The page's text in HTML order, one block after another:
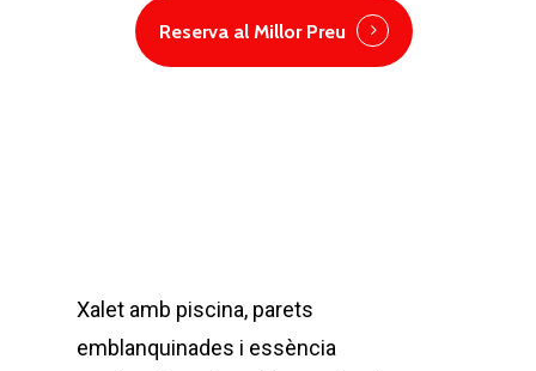
Reserva al Millor Preu
Xalet amb piscina, parets
emblanquinades i essència